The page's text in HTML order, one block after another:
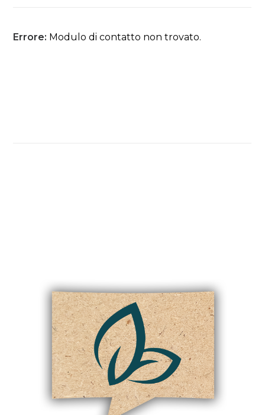
Errore: Modulo di contatto non trovato.